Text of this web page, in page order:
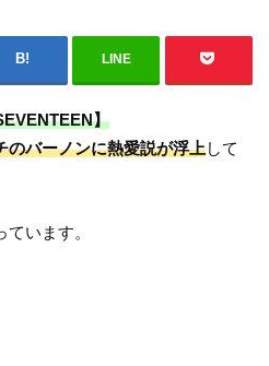
LINE
】
のバーノンに熱愛説が浮上して
います。